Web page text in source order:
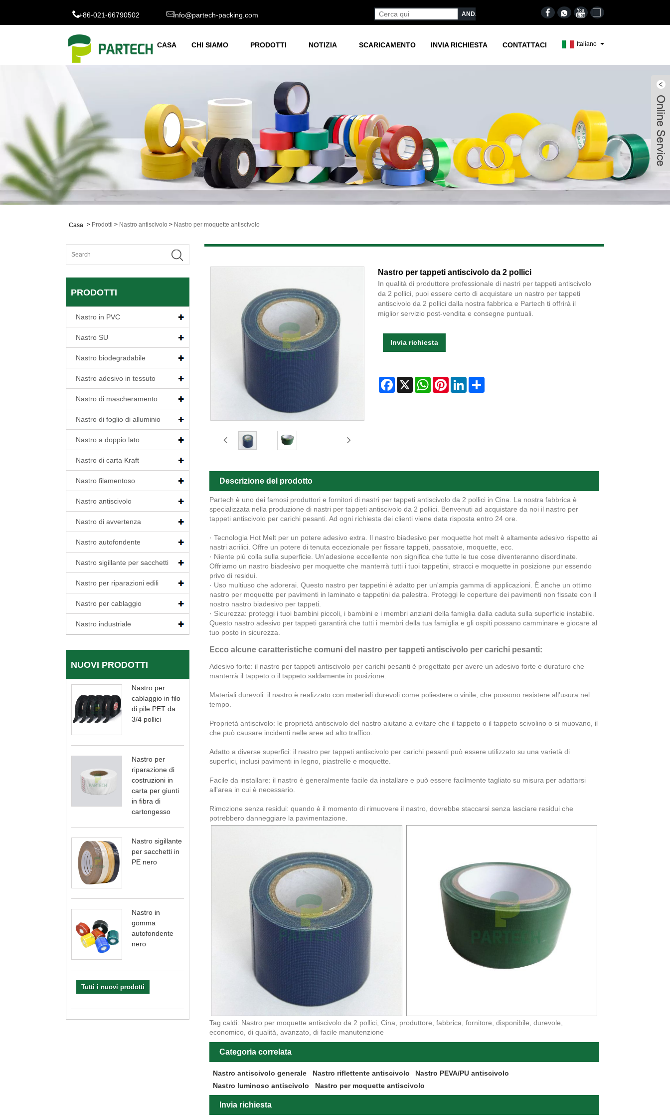
+86-021-66790502 Info@partech-packing.com
Italiano
CASA CHI SIAMO PRODOTTI NOTIZIA SCARICAMENTO INVIA RICHIESTA CONTATTACI
Casa > Prodotti > Nastro antiscivolo > Nastro per moquette antiscivolo
PRODOTTI
Nastro in PVC
Nastro SU
Nastro biodegradabile
Nastro adesivo in tessuto
Nastro di mascheramento
Nastro di foglio di alluminio
Nastro a doppio lato
Nastro di carta Kraft
Nastro filamentoso
Nastro antiscivolo
Nastro di avvertenza
Nastro autofondente
Nastro sigillante per sacchetti
Nastro per riparazioni edili
Nastro per cablaggio
Nastro industriale
NUOVI PRODOTTI
Nastro per
cablaggio in filo
di pile PET da
3/4 pollici
Nastro per
riparazione di
costruzioni in
carta per giunti
in fibra di
cartongesso
Nastro sigillante
per sacchetti in
PE nero
Nastro in
gomma
autofondente
nero
Tutti i nuovi prodotti
Nastro per tappeti antiscivolo da 2 pollici
In qualità di produttore professionale di nastri per tappeti antiscivolo
da 2 pollici, puoi essere certo di acquistare un nastro per tappeti
antiscivolo da 2 pollici dalla nostra fabbrica e Partech ti offrirà il
miglior servizio post-vendita e consegne puntuali.
Invia richiesta
Facebook
X WhatsAppPinterestLinkedInShare
Descrizione del prodotto
Partech è uno dei famosi produttori e fornitori di nastri per tappeti antiscivolo da 2 pollici in Cina. La nostra fabbrica è
specializzata nella produzione di nastri per tappeti antiscivolo da 2 pollici. Benvenuti ad acquistare da noi il nastro per
tappeti antiscivolo per carichi pesanti. Ad ogni richiesta dei clienti viene data risposta entro 24 ore.
· Tecnologia Hot Melt per un potere adesivo extra. Il nastro biadesivo per moquette hot melt è altamente adesivo rispetto ai
nastri acrilici. Offre un potere di tenuta eccezionale per fissare tappeti, passatoie, moquette, ecc.
· Niente più colla sulla superficie. Un'adesione eccellente non significa che tutte le tue cose diventeranno disordinate.
Offriamo un nastro biadesivo per moquette che manterrà tutti i tuoi tappetini, stracci e moquette in posizione pur essendo
privo di residui.
· Uso multiuso che adorerai. Questo nastro per tappetini è adatto per un'ampia gamma di applicazioni. È anche un ottimo
nastro per moquette per pavimenti in laminato e tappetini da palestra. Proteggi le coperture dei pavimenti non fissate con il
nostro nastro biadesivo per tappeti.
· Sicurezza: proteggi i tuoi bambini piccoli, i bambini e i membri anziani della famiglia dalla caduta sulla superficie instabile.
Questo nastro adesivo per tappeti garantirà che tutti i membri della tua famiglia e gli ospiti possano camminare e giocare al
tuo posto in sicurezza.
Ecco alcune caratteristiche comuni del nastro per tappeti antiscivolo per carichi pesanti:
Adesivo forte: il nastro per tappeti antiscivolo per carichi pesanti è progettato per avere un adesivo forte e duraturo che
manterrà il tappeto o il tappeto saldamente in posizione.
Materiali durevoli: il nastro è realizzato con materiali durevoli come poliestere o vinile, che possono resistere all'usura nel
tempo.
Proprietà antiscivolo: le proprietà antiscivolo del nastro aiutano a evitare che il tappeto o il tappeto scivolino o si muovano, il
che può causare incidenti nelle aree ad alto traffico.
Adatto a diverse superfici: il nastro per tappeti antiscivolo per carichi pesanti può essere utilizzato su una varietà di
superfici, inclusi pavimenti in legno, piastrelle e moquette.
Facile da installare: il nastro è generalmente facile da installare e può essere facilmente tagliato su misura per adattarsi
all'area in cui è necessario.
Rimozione senza residui: quando è il momento di rimuovere il nastro, dovrebbe staccarsi senza lasciare residui che
potrebbero danneggiare la pavimentazione.
Tag caldi: Nastro per moquette antiscivolo da 2 pollici, Cina, produttore, fabbrica, fornitore, disponibile, durevole,
economico, di qualità, avanzato, di facile manutenzione
Categoria correlata
Nastro antiscivolo generale Nastro riflettente antiscivolo
Nastro PEVA/PU antiscivolo
Nastro luminoso antiscivolo
Nastro per moquette antiscivolo
Invia richiesta